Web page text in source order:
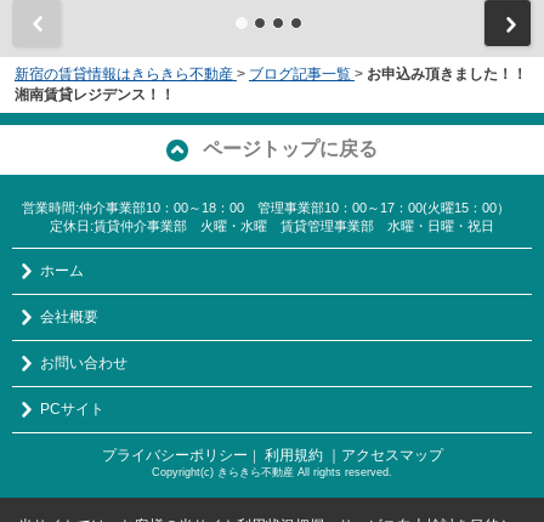
新宿の賃貸情報はきらきら不動産 > ブログ記事一覧 > お申込み頂きました！！
湘南賃貸レジデンス！！
ページトップに戻る
営業時間:仲介事業部10：00～18：00 管理事業部10：00～17：00(火曜15：00）
定休日:賃貸仲介事業部 火曜・水曜 賃貸管理事業部 水曜・日曜・祝日
ホーム
会社概要
お問い合わせ
PCサイト
プライバシーポリシー 利用規約 ｜アクセスマップ
Copyright(c) きらきら不動産 All rights reserved.